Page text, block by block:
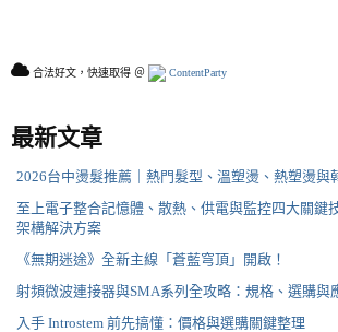
合法好文，快速取得 ＠ ContentParty
最新文章
2026台中燙髮推薦｜熱門髮型、溫塑燙、熱塑燙與
至上電子整合記憶體、散熱、供電與監控四大關鍵
架構解決方案
《無期迷途》全新主線「蒼藍穹頂」開啟！
射頻微波連接器與SMA系列全攻略：規格、選購與
入手 Introstem 前先搞懂：價格與選購關鍵整理